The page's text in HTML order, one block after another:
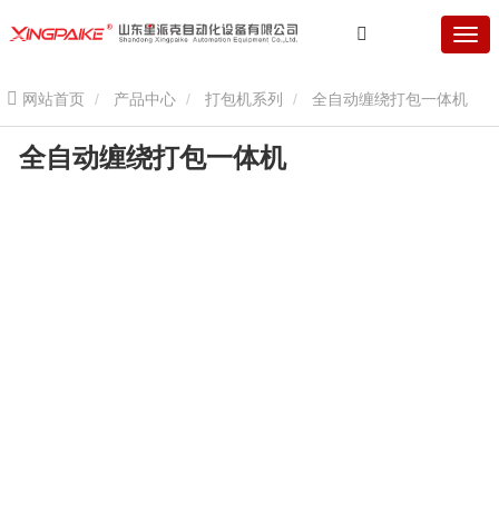
网站首页 产品中心 打包机系列 全自动缠绕打包一体机
全自动缠绕打包一体机